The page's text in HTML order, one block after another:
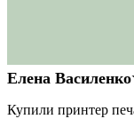
Елена Василенко
Купили принтер